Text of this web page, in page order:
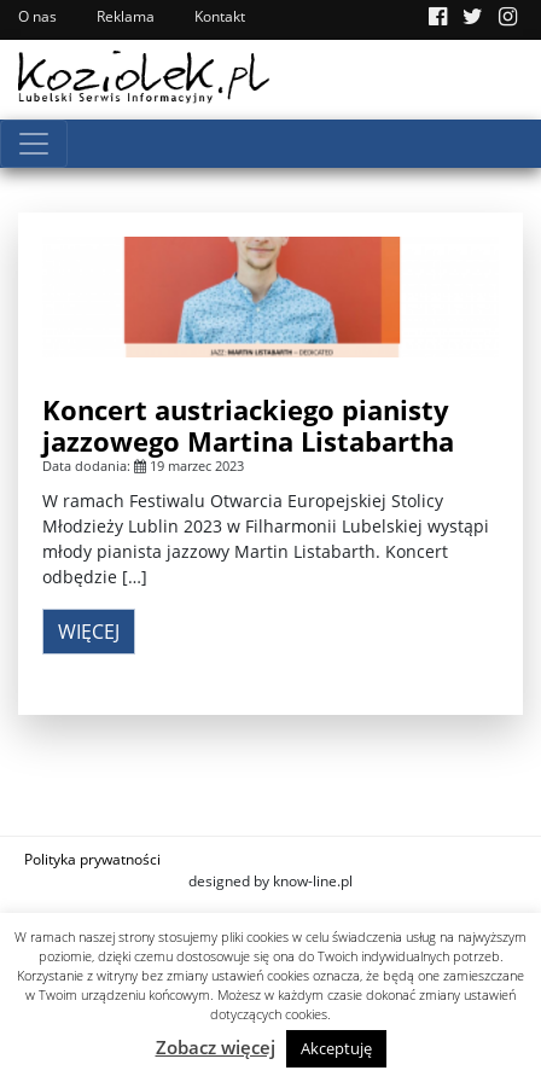
O nas Reklama Kontakt
Koncert austriackiego pianisty
jazzowego Martina Listabartha
Data dodania: 19 marzec 2023
W ramach Festiwalu Otwarcia Europejskiej Stolicy
Młodzieży Lublin 2023 w Filharmonii Lubelskiej wystąpi
młody pianista jazzowy Martin Listabarth. Koncert
odbędzie […]
WIĘCEJ
Polityka prywatności
designed by know-line.pl
W ramach naszej strony stosujemy pliki cookies w celu świadczenia usług na najwyższym
poziomie, dzięki czemu dostosowuje się ona do Twoich indywidualnych potrzeb.
Korzystanie z witryny bez zmiany ustawień cookies oznacza, że będą one zamieszczane
w Twoim urządzeniu końcowym. Możesz w każdym czasie dokonać zmiany ustawień
dotyczących cookies.
Zobacz więcej Akceptuję